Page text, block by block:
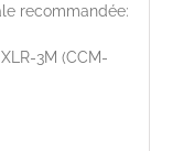
recommandée:
3M (CCM-